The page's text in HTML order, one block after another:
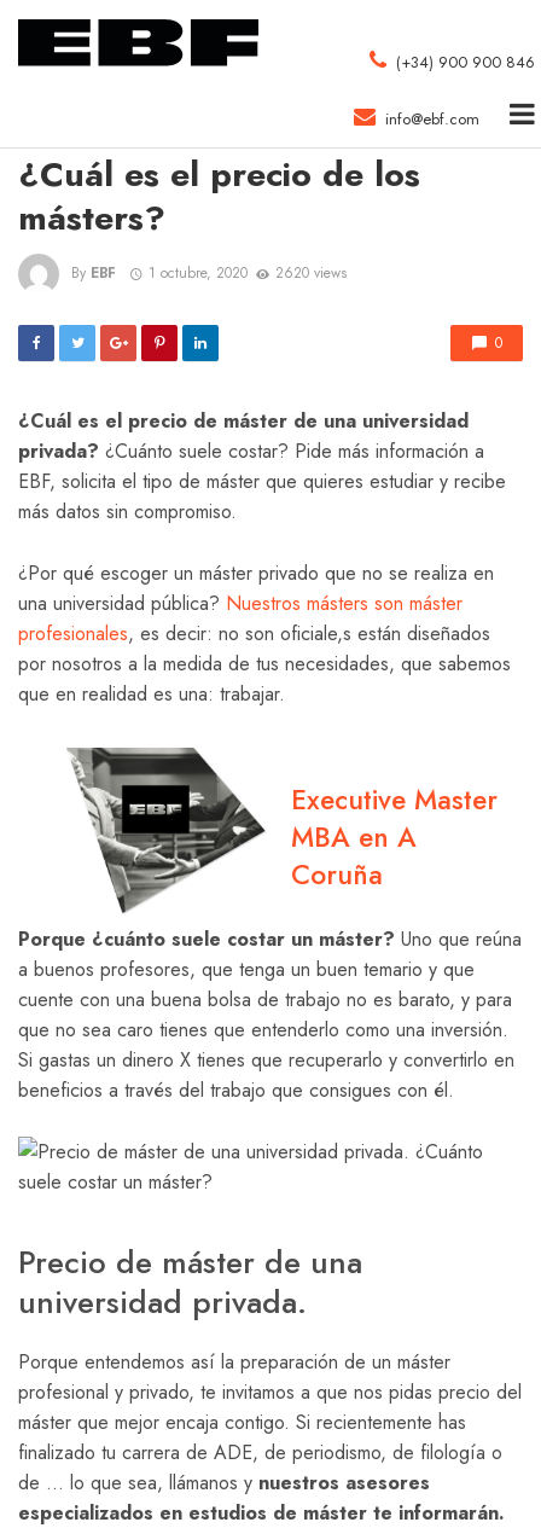
(+34) 900 900 846
info@ebf.com
¿Cuál es el precio de los
másters?
By EBF 1 octubre, 2020 2620 views
0
¿Cuál es el precio de máster de una universidad
privada? ¿Cuánto suele costar? Pide más información a
EBF, solicita el tipo de máster que quieres estudiar y recibe
más datos sin compromiso.
¿Por qué escoger un máster privado que no se realiza en
una universidad pública? Nuestros másters son máster
profesionales, es decir: no son oficiale,s están diseñados
por nosotros a la medida de tus necesidades, que sabemos
que en realidad es una: trabajar.
Executive Master
MBA en A
Coruña
Porque ¿cuánto suele costar un máster? Uno que reúna
a buenos profesores, que tenga un buen temario y que
cuente con una buena bolsa de trabajo no es barato, y para
que no sea caro tienes que entenderlo como una inversión.
Si gastas un dinero X tienes que recuperarlo y convertirlo en
beneficios a través del trabajo que consigues con él.
Precio de máster de una
universidad privada.
Porque entendemos así la preparación de un máster
profesional y privado, te invitamos a que nos pidas precio del
máster que mejor encaja contigo. Si recientemente has
finalizado tu carrera de ADE, de periodismo, de filología o
de … lo que sea, llámanos y nuestros asesores
especializados en estudios de máster te informarán.